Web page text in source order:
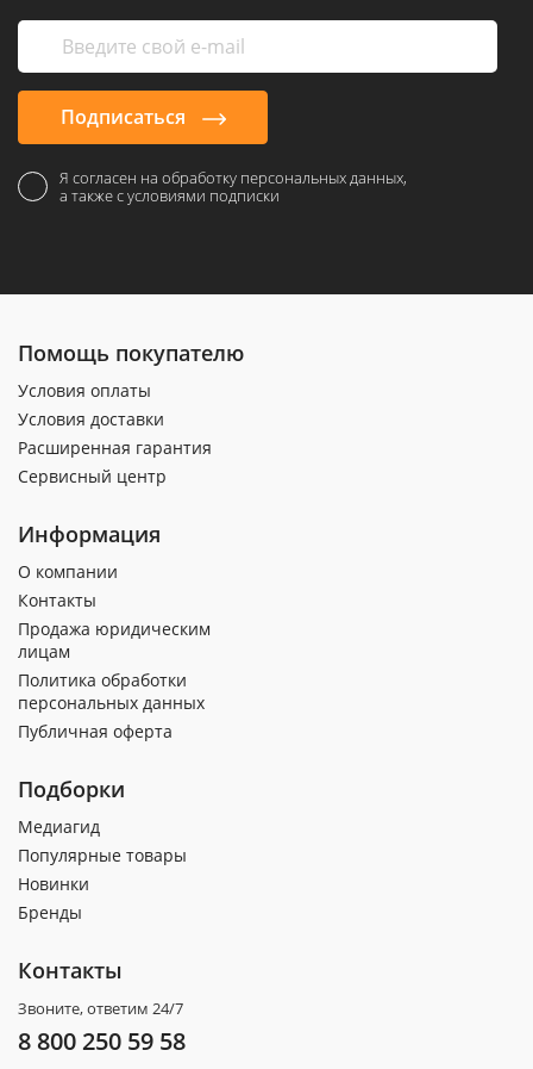
Подписаться
Я согласен на обработку персональных данных,
а также с условиями подписки
Помощь покупателю
Условия оплаты
Условия доставки
Расширенная гарантия
Сервисный центр
Информация
О компании
Контакты
Продажа юридическим
лицам
Политика обработки
персональных данных
Публичная оферта
Подборки
Медиагид
Популярные товары
Новинки
Бренды
Контакты
Звоните, ответим 24/7
8 800 250 59 58